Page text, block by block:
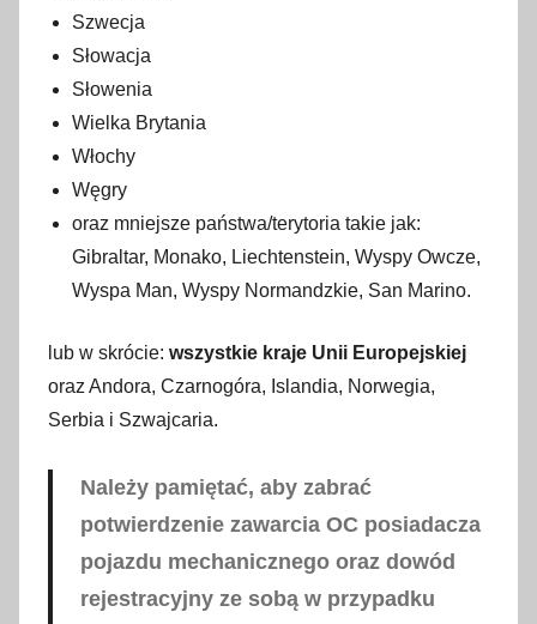
Szwecja
Słowacja
Słowenia
Wielka Brytania
Włochy
Węgry
oraz mniejsze państwa/terytoria takie jak:
Gibraltar, Monako, Liechtenstein, Wyspy Owcze,
Wyspa Man, Wyspy Normandzkie, San Marino.
lub w skrócie: wszystkie kraje Unii Europejskiej
oraz Andora, Czarnogóra, Islandia, Norwegia,
Serbia i Szwajcaria.
Należy pamiętać, aby zabrać
potwierdzenie zawarcia OC posiadacza
pojazdu mechanicznego oraz dowód
rejestracyjny ze sobą w przypadku